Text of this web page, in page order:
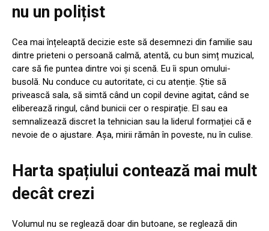
nu un polițist
Cea mai înțeleaptă decizie este să desemnezi din familie sau
dintre prieteni o persoană calmă, atentă, cu bun simț muzical,
care să fie puntea dintre voi și scenă. Eu îi spun omului-
busolă. Nu conduce cu autoritate, ci cu atenție. Știe să
privească sala, să simtă când un copil devine agitat, când se
eliberează ringul, când bunicii cer o respirație. El sau ea
semnalizează discret la tehnician sau la liderul formației că e
nevoie de o ajustare. Așa, mirii rămân în poveste, nu în culise.
Harta spațiului contează mai mult
decât crezi
Volumul nu se reglează doar din butoane, se reglează din